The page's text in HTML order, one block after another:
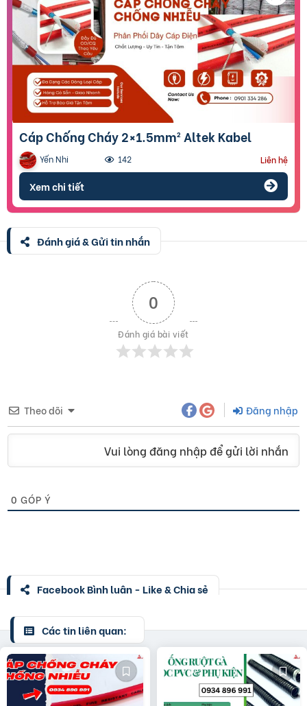
Cáp Chống Cháy 2×1.5mm² Altek Kabel
Yến Nhi 142 Liên hệ
Xem chi tiết
Đánh giá & Gửi tin nhắn
0
Đánh giá bài viết
Theo dõi Đăng nhập
Vui lòng đăng nhập để gửi lời nhắn
0 GÓP Ý
Facebook Bình luận - Like & Chia sẻ
Các tin liên quan: